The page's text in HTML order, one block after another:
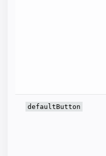
defaultButton